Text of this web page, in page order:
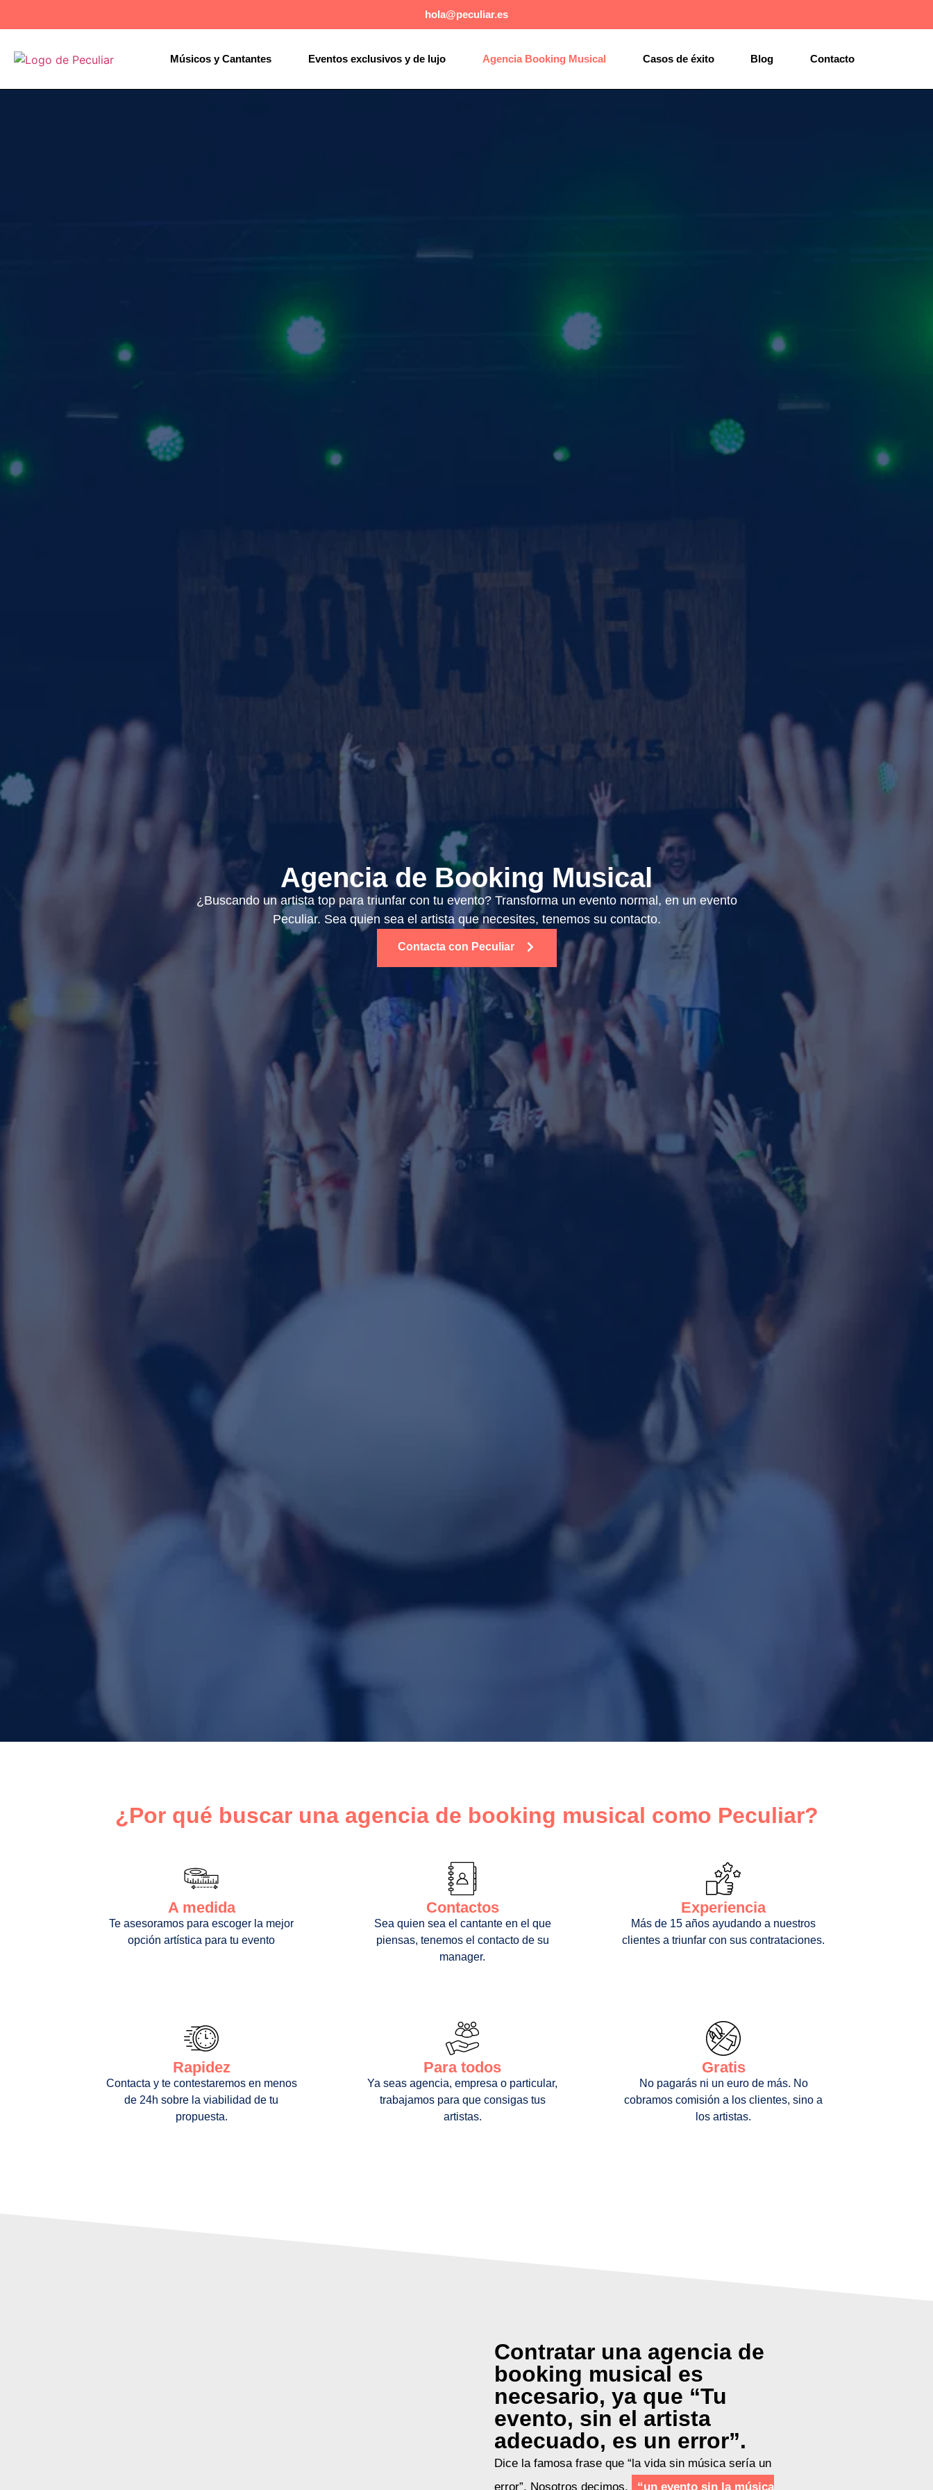
hola@peculiar.es
Músicos y Cantantes Eventos exclusivos y de lujo Agencia Booking Musical Casos de éxito Blog Contacto
Agencia de Booking Musical
¿Buscando un artista top para triunfar con tu evento? Transforma un evento normal, en un evento
Peculiar. Sea quien sea el artista que necesites, tenemos su contacto.
Contacta con Peculiar
¿Por qué buscar una agencia de booking musical como Peculiar?
A medida
Te asesoramos para escoger la mejor
opción artística para tu evento
Contactos
Sea quien sea el cantante en el que
piensas, tenemos el contacto de su
manager.
Experiencia
Más de 15 años ayudando a nuestros
clientes a triunfar con sus contrataciones.
Rapidez
Contacta y te contestaremos en menos
de 24h sobre la viabilidad de tu
propuesta.
Para todos
Ya seas agencia, empresa o particular,
trabajamos para que consigas tus
artistas.
Gratis
No pagarás ni un euro de más. No
cobramos comisión a los clientes, sino a
los artistas.
Contratar una agencia de
booking musical es
necesario, ya que “Tu
evento, sin el artista
adecuado, es un error”.
Dice la famosa frase que “la vida sin música sería un
error”. Nosotros decimos,
“un evento sin la música